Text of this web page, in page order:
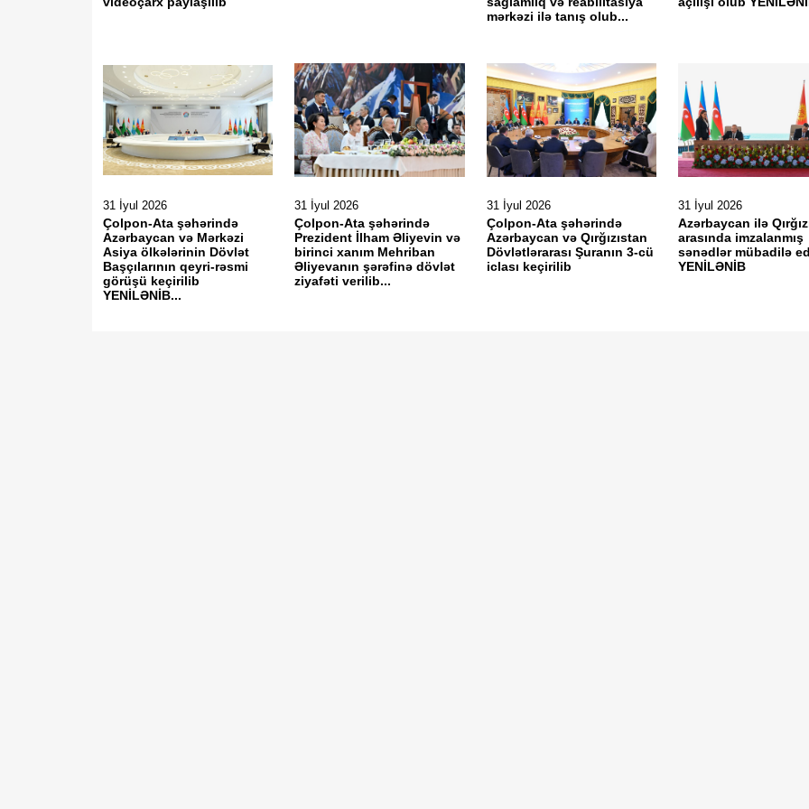
mərkəzi ilə tanış olub...
31 İyul 2026
Çolpon-Ata şəhərində
Azərbaycan və Mərkəzi
Asiya ölkələrinin Dövlət
Başçılarının qeyri-rəsmi
görüşü keçirilib
YENİLƏNİB...
31 İyul 2026
Çolpon-Ata şəhərində
Prezident İlham Əliyevin və
birinci xanım Mehriban
Əliyevanın şərəfinə dövlət
ziyafəti verilib...
31 İyul 2026
Çolpon-Ata şəhərində
Azərbaycan və Qırğızıstan
Dövlətlərarası Şuranın 3-cü
iclası keçirilib
31 İyul 2026
Azərbaycan ilə
arasında imzalanmış
sənədlər mübadilə
YENİLƏNİB